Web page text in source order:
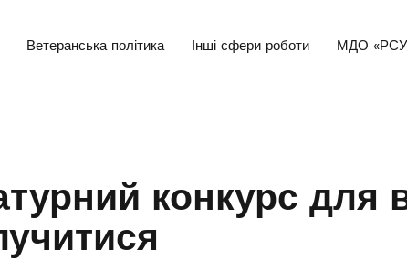
Ветеранська політика Інші сфери роботи МДО
конкурс для